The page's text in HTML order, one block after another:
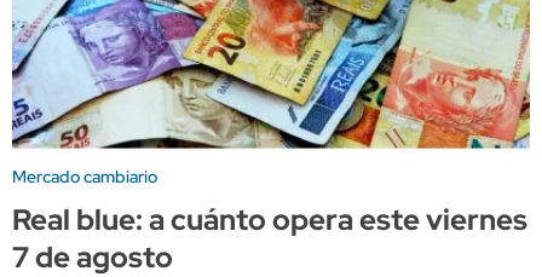
Mercado cambiario
Real blue: a cuánto opera este viernes
7 de agosto